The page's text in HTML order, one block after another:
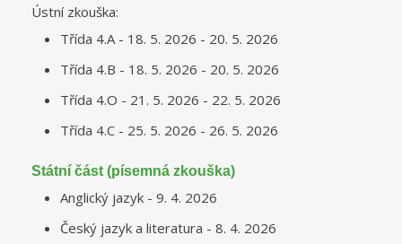
Ústní zkouška:
Třída 4.A - 18. 5. 2026 - 20. 5. 2026
Třída 4.B - 18. 5. 2026 - 20. 5. 2026
Třída 4.O - 21. 5. 2026 - 22. 5. 2026
Třída 4.C - 25. 5. 2026 - 26. 5. 2026
Státní část (písemná zkouška)
Anglický jazyk - 9. 4. 2026
Český jazyk a literatura - 8. 4. 2026